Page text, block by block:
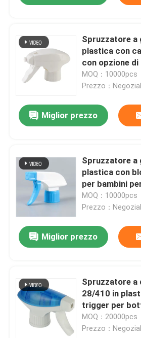
Prodotti
Video
Spruzzatore a
plastica con
con opzione
liscio per
MOQ：10000pcs
Prezzo：
Miglior prezzo
Spruzzatore a
plastica con
per bambini
casa e la
perdite
MOQ：10000pcs
Prezzo：
Miglior prezzo
Spruzzatore a
28/410 in
trigger per
MOQ：20000pcs
Prezzo：